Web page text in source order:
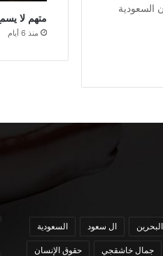
السعودية
متهم لا
منذ 6 أيام
البحرين ال سعود السعودية
جمال خاشقجي حقوق الإنسان